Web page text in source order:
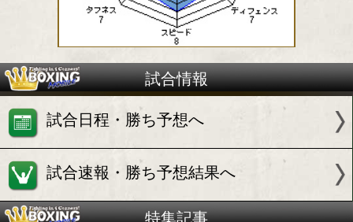
日本スーパーフェザー級10位
梶野 翔太(角海老宝石)